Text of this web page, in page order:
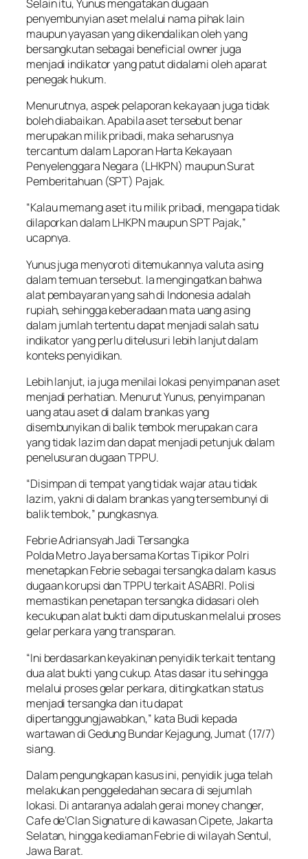
Selain itu, Yunus mengatakan dugaan
penyembunyian aset melalui nama pihak lain
maupun yayasan yang dikendalikan oleh yang
bersangkutan sebagai beneficial owner juga
menjadi indikator yang patut didalami oleh aparat
penegak hukum.
Menurutnya, aspek pelaporan kekayaan juga tidak
boleh diabaikan. Apabila aset tersebut benar
merupakan milik pribadi, maka seharusnya
tercantum dalam Laporan Harta Kekayaan
Penyelenggara Negara (LHKPN) maupun Surat
Pemberitahuan (SPT) Pajak.
“Kalau memang aset itu milik pribadi, mengapa tidak
dilaporkan dalam LHKPN maupun SPT Pajak,”
ucapnya.
Yunus juga menyoroti ditemukannya valuta asing
dalam temuan tersebut. Ia mengingatkan bahwa
alat pembayaran yang sah di Indonesia adalah
rupiah, sehingga keberadaan mata uang asing
dalam jumlah tertentu dapat menjadi salah satu
indikator yang perlu ditelusuri lebih lanjut dalam
konteks penyidikan.
Lebih lanjut, ia juga menilai lokasi penyimpanan aset
menjadi perhatian. Menurut Yunus, penyimpanan
uang atau aset di dalam brankas yang
disembunyikan di balik tembok merupakan cara
yang tidak lazim dan dapat menjadi petunjuk dalam
penelusuran dugaan TPPU.
“Disimpan di tempat yang tidak wajar atau tidak
lazim, yakni di dalam brankas yang tersembunyi di
balik tembok,” pungkasnya.
Febrie Adriansyah Jadi Tersangka
Polda Metro Jaya bersama Kortas Tipikor Polri
menetapkan Febrie sebagai tersangka dalam kasus
dugaan korupsi dan TPPU terkait ASABRI. Polisi
memastikan penetapan tersangka didasari oleh
kecukupan alat bukti dam diputuskan melalui proses
gelar perkara yang transparan.
“Ini berdasarkan keyakinan penyidik terkait tentang
dua alat bukti yang cukup. Atas dasar itu sehingga
melalui proses gelar perkara, ditingkatkan status
menjadi tersangka dan itu dapat
dipertanggungjawabkan,” kata Budi kepada
wartawan di Gedung Bundar Kejagung, Jumat (17/7)
siang.
Dalam pengungkapan kasus ini, penyidik juga telah
melakukan penggeledahan secara di sejumlah
lokasi. Di antaranya adalah gerai money changer,
Cafe de’Clan Signature di kawasan Cipete, Jakarta
Selatan, hingga kediaman Febrie di wilayah Sentul,
Jawa Barat.